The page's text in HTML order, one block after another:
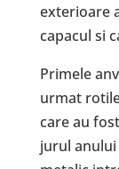
exterioare
capacul si
Primele
urmat
care au
jurul anului